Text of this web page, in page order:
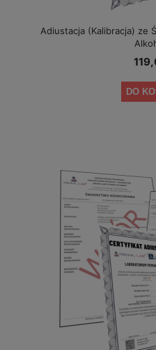
Adiustacja (Kalibracja) ze
DO